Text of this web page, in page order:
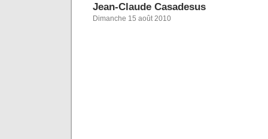
Jean-Claude Casadesus
Dimanche 15 août 2010